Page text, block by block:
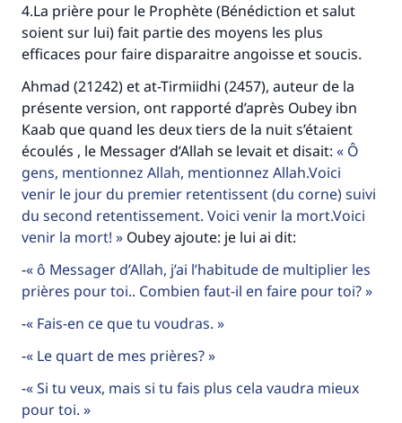
4.La prière pour le Prophète (Bénédiction et salut
soient sur lui) fait partie des moyens les plus
efficaces pour faire disparaitre angoisse et soucis.
Ahmad (21242) et at-Tirmiidhi (2457), auteur de la
présente version, ont rapporté d’après Oubey ibn
Kaab que quand les deux tiers de la nuit s’étaient
écoulés , le Messager d’Allah se levait et disait:
Ô
gens, mentionnez Allah, mentionnez Allah.Voici
venir le jour du premier retentissent (du corne) suivi
du second retentissement. Voici venir la mort.Voici
venir la mort!
Oubey ajoute: je lui ai dit:
- ô Messager d’Allah, j’ai l’habitude de multiplier les
prières pour toi.. Combien faut-il en faire pour toi?
- Fais-en ce que tu voudras.
- Le quart de mes prières?
- Si tu veux, mais si tu fais plus cela vaudra mieux
pour toi.